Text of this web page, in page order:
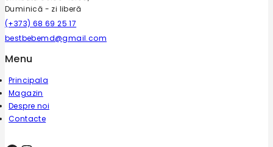
Duminică - zi liberă
(+373) 68 69 25 17
bestbebemd@gmail.com
Menu
Principala
Magazin
Despre noi
Contacte